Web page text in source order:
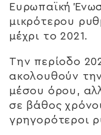
Ευρωπαϊκή
μικρότερου
μέχρι το 2021.
Την περίοδο
ακολουθούν
μέσου όρου,
σε βάθος
γρηγορότεροι